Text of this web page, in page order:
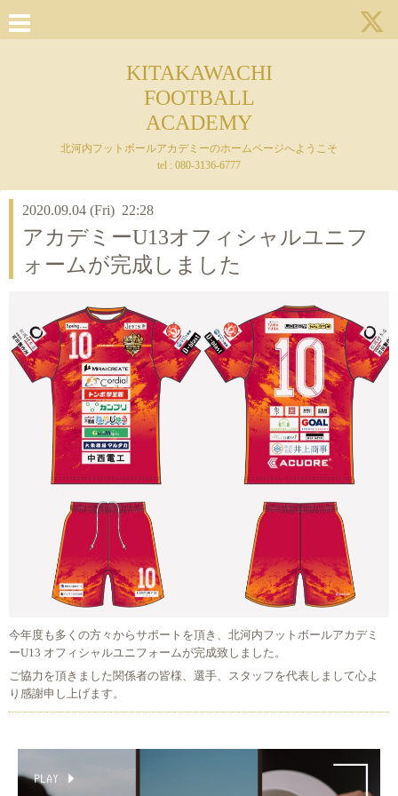
KITAKAWACHI
FOOTBALL
ACADEMY
北河内フットボールアカデミーのホームページへようこそ
tel : 080-3136-6777
2020.09.04 (Fri) 22:28
アカデミーU13オフィシャルユニフ
ォームが完成しました
今年度も多くの方々からサポートを頂き、北河内フットボールアカデミ
ーU13 オフィシャルユニフォームが完成致しました。
ご協力を頂きました関係者の皆様、選手、スタッフを代表しまして心よ
り感謝申し上げます。